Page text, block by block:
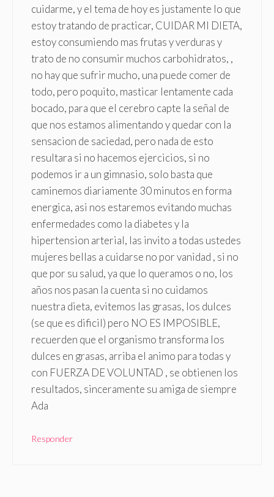
cuidarme, y el tema de hoy es justamente lo que
estoy tratando de practicar, CUIDAR MI DIETA,
estoy consumiendo mas frutas y verduras y
trato de no consumir muchos carbohidratos, ,
no hay que sufrir mucho, una puede comer de
todo, pero poquito, masticar lentamente cada
bocado, para que el cerebro capte la señal de
que nos estamos alimentando y quedar con la
sensacion de saciedad, pero nada de esto
resultara si no hacemos ejercicios, si no
podemos ir a un gimnasio, solo basta que
caminemos diariamente 30 minutos en forma
energica, asi nos estaremos evitando muchas
enfermedades como la diabetes y la
hipertension arterial, las invito a todas ustedes
mujeres bellas a cuidarse no por vanidad , si no
que por su salud, ya que lo queramos o no, los
años nos pasan la cuenta si no cuidamos
nuestra dieta, evitemos las grasas, los dulces
(se que es dificil) pero NO ES IMPOSIBLE,
recuerden que el organismo transforma los
dulces en grasas, arriba el animo para todas y
con FUERZA DE VOLUNTAD , se obtienen los
resultados, sinceramente su amiga de siempre
Ada
Responder